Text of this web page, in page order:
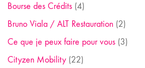
Bourse des Crédits (4)
Bruno Viala / ALT Restauration (2)
Ce que je peux faire pour vous (3)
Cityzen Mobility (22)